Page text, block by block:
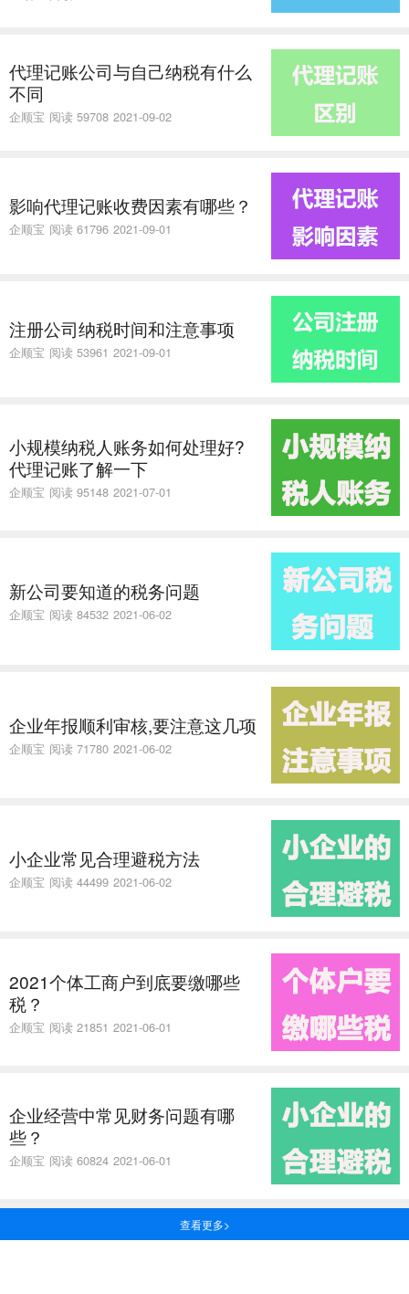
代理记账公司与自己纳税有什么
不同
企顺宝 阅读 59708 2021-09-02
​影响代理记账收费因素有哪些？
企顺宝 阅读 61796 2021-09-01
注册公司纳税时间和注意事项
企顺宝 阅读 53961 2021-09-01
小规模纳税人账务如何处理好?
代理记账了解一下
企顺宝 阅读 95148 2021-07-01
新公司要知道的税务问题
企顺宝 阅读 84532 2021-06-02
企业年报顺利审核,要注意这几项
企顺宝 阅读 71780 2021-06-02
小企业常见合理避税方法
企顺宝 阅读 44499 2021-06-02
2021个体工商户到底要缴哪些
税？
企顺宝 阅读 21851 2021-06-01
企业经营中常见财务问题有哪
些？
企顺宝 阅读 60824 2021-06-01
查看更多>